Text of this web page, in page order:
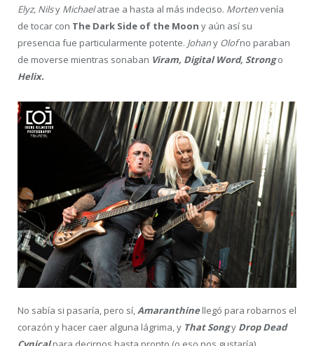
Elyz, Nilsy Michaelatrae a hasta al más indeciso. Mortenvenía
de tocar con The Dark Side of the Moon y aún así su
presencia fue particularmente potente. Johany Olofno paraban
de moverse mientras sonaban Viram, Digital Word, Strongo
Helix.
No sabía si pasaría, pero sí,Amaranthinellegó para robarnos el
corazón y hacer caer alguna lágrima, y That Songy Drop Dead